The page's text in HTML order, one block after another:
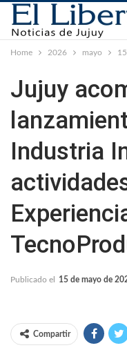
Home 2026 mayo 15
Jujuy
Industria
Publicado el 15 de mayo de
Compartir